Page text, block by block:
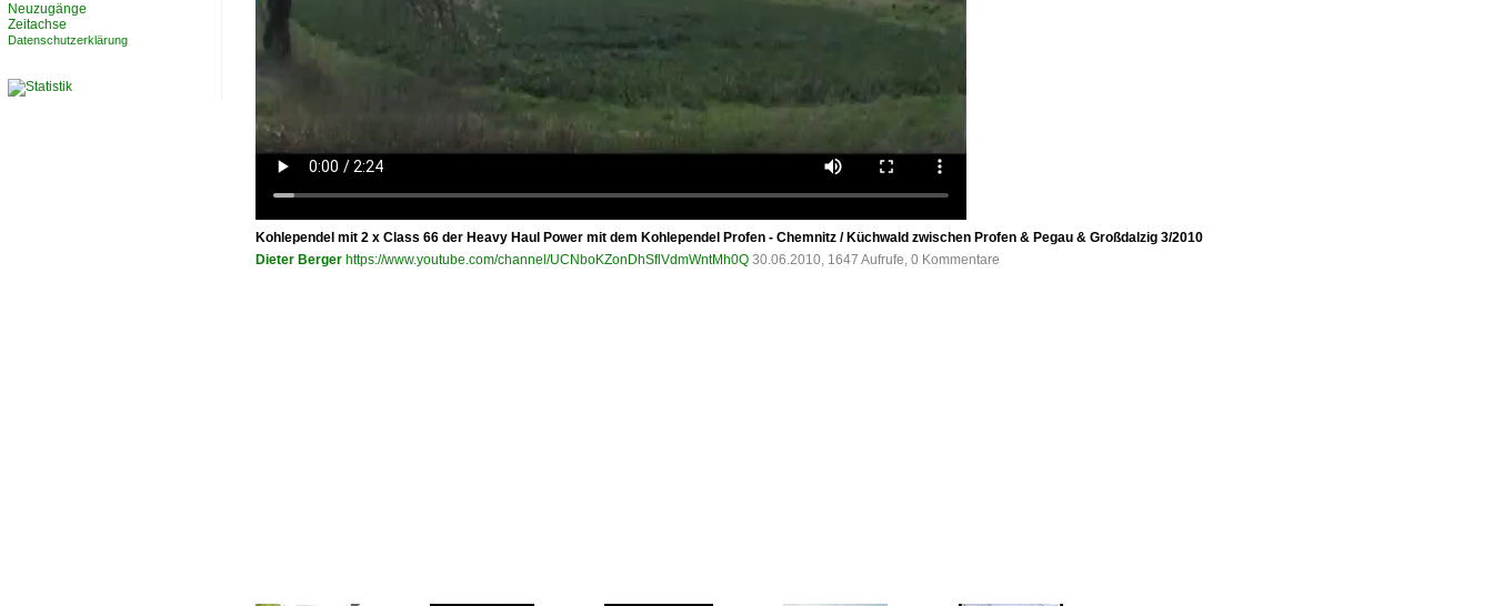
Kohlependel mit 2 x Class 66 der Heavy Haul Power mit dem Kohlependel Profen - Chemnitz / Küchwald zwischen Profen & Pegau & Großdalzig 3/2010
Dieter Berger https://www.youtube.com/channel/UCNboKZonDhSflVdmWntMh0Q 30.06.2010, 1647 Aufrufe, 0 Kommentare
Neuzugänge
Zeitachse
Datenschutzerklärung